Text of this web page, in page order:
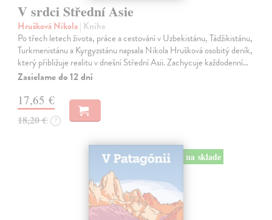
V srdci Střední Asie
Hrušková Nikola| Kniha
Po třech letech života, práce a cestování v Uzbekistánu, Tádžikistánu,
Turkmenistánu a Kyrgyzstánu napsala Nikola Hrušková osobitý deník,
který přibližuje realitu v dnešní Střední Asii. Zachycuje každodenní…
Zasielame do 12 dní
17,65 €
18,20 € ?
na sklade